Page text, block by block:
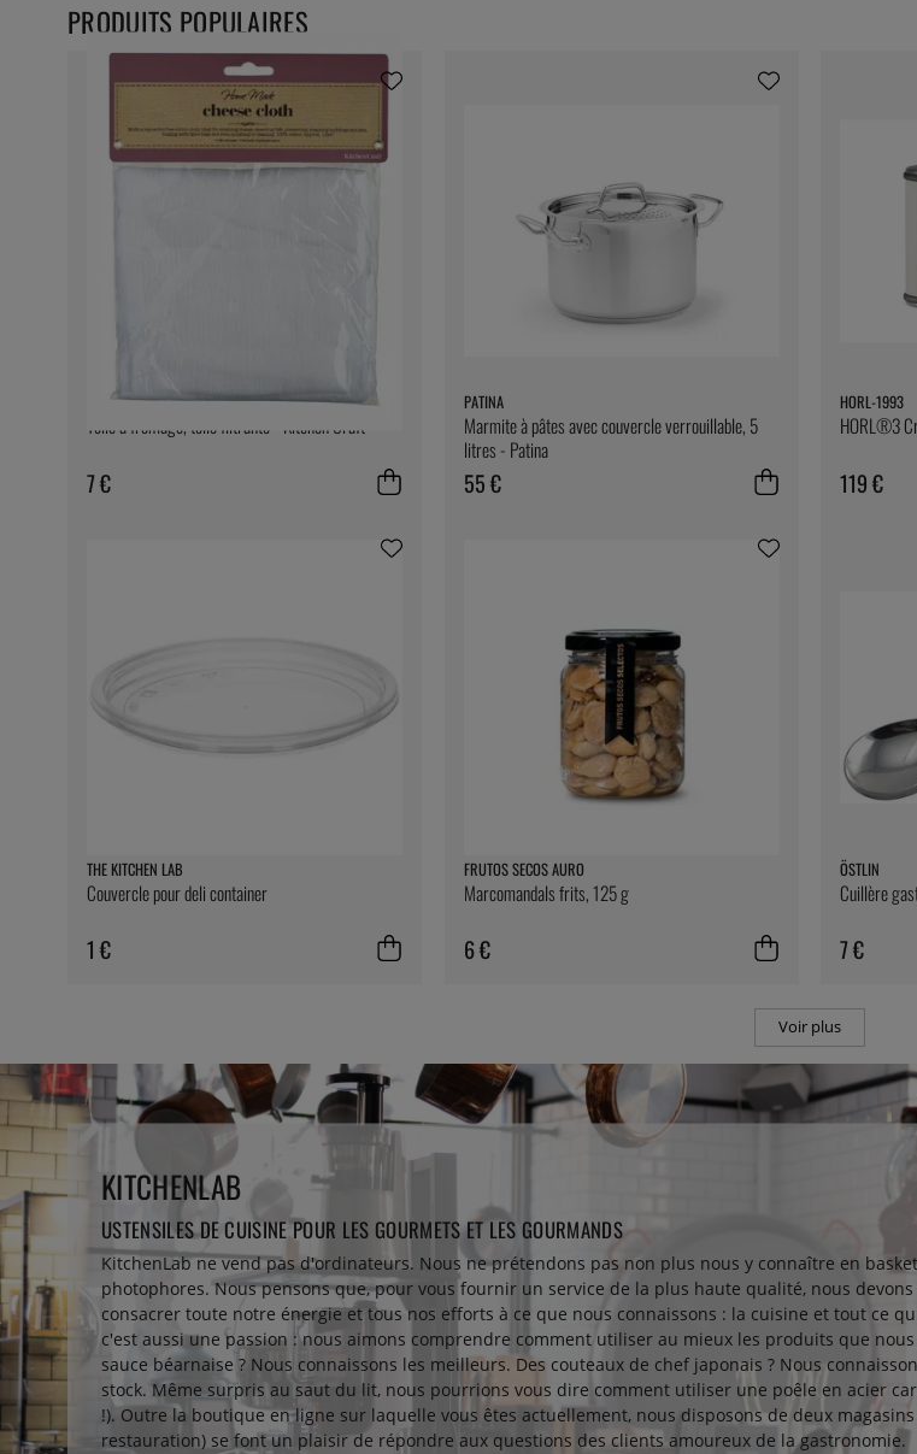
PRODUITS POPULAIRES
KITCHEN CRAFT
Toile à fromage, toile filtrante - Kitchen Craft
7 €
PATINA
Marmite à pâtes avec couvercle verrouillable, 5
litres - Patina
55 €
HORL-1993
HORL®3
119 €
THE KITCHEN LAB
Couvercle pour deli container
1 €
FRUTOS SECOS AURO
Marcomandals frits, 125 g
6 €
ÖSTLIN
Cuillère
7 €
Voir plus
KITCHENLAB
USTENSILES DE CUISINE POUR LES GOURMETS ET LES GOURMANDS
KitchenLab ne vend pas d'ordinateurs. Nous ne prétendons pas non plus nous y connaître en
photophores. Nous pensons que, pour vous fournir un service de la plus haute qualité, nous
consacrer toute notre énergie et tous nos efforts à ce que nous connaissons : la cuisine et tout ce
c'est aussi une passion : nous aimons comprendre comment utiliser au mieux les produits que
sauce béarnaise ? Nous connaissons les meilleurs. Des couteaux de chef japonais ? Nous
stock. Même surpris au saut du lit, nous pourrions vous dire comment utiliser une poêle en acier
!). Outre la boutique en ligne sur laquelle vous êtes actuellement, nous disposons de deux
restauration) se font un plaisir de répondre aux questions des clients amoureux de la gastronomie.